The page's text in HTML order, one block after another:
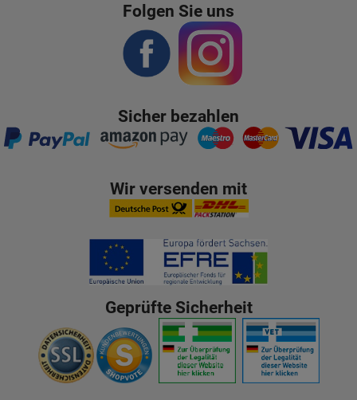
Folgen Sie uns
Sicher bezahlen
Wir versenden mit
Geprüfte Sicherheit